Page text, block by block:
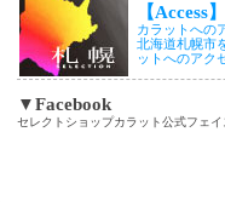
【Access】
カラットへの
北海道札幌市
ットへのアク
▼Facebook
セレクトショップカラット公式フェ